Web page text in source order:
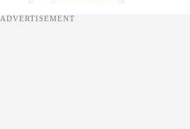
ADVERTISEMENT